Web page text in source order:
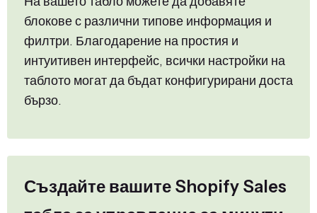
блокове с различни типове информация и
филтри. Благодарение на простия и
интуитивен интерфейс, всички настройки на
таблото могат да бъдат конфигурирани доста
бързо.
Създайте вашите Shopify Sales